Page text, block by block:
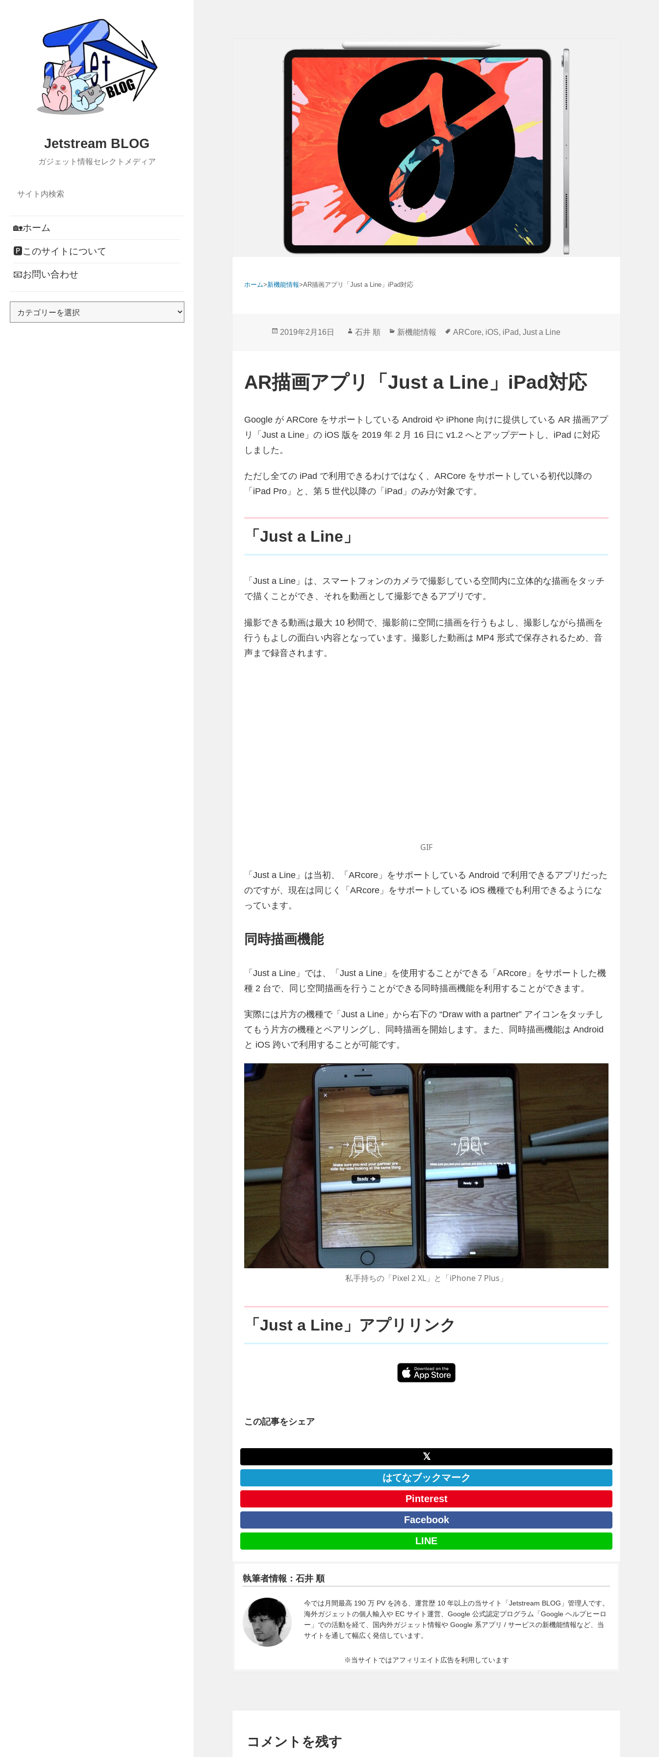
Jetstream BLOG
ガジェット情報セレクトメディア
🏡ホーム
🅿このサイトについて
📧お問い合わせ
ホーム>新機能情報>AR描画アプリ「Just a Line」iPad対応
投
2019年2月16日
作
石井 順
カ
ー
新機能情報
タ
ARCore, iOS, iPad,Just a Line
AR描画アプリ「Just a Line」iPad対応
Google が ARCore をサポートしている Android や iPhone 向けに提供している AR 描画アプ
リ「Just a Line」の iOS 版を 2019 年 2 月 16 日に v1.2 へとアップデートし、iPad に対応
しました。
ただし全ての iPad で利用できるわけではなく、ARCore をサポートしている初代以降の
「iPad Pro」と、第 5 世代以降の「iPad」のみが対象です。
「Just a Line」
「Just a Line」は、スマートフォンのカメラで撮影している空間内に立体的な描画をタッチ
で描くことができ、それを動画として撮影できるアプリです。
撮影できる動画は最大 10 秒間で、撮影前に空間に描画を行うもよし、撮影しながら描画を
行うもよしの面白い内容となっています。撮影した動画は MP4 形式で保存されるため、音
声まで録音されます。
GIF
「Just a Line」は当初、「ARcore」をサポートしている Android で利用できるアプリだった
のですが、現在は同じく「ARcore」をサポートしている iOS 機種でも利用できるようにな
っています。
同時描画機能
「Just a Line」では、「Just a Line」を使用することができる「ARcore」をサポートした機
種 2 台で、同じ空間描画を行うことができる同時描画機能を利用することができます。
実際には片方の機種で「Just a Line」から右下の “Draw with a partner” アイコンをタッチし
てもう片方の機種とペアリングし、同時描画を開始します。また、同時描画機能は Android
と iOS 跨いで利用することが可能です。
私手持ちの「Pixel 2 XL」と「iPhone 7 Plus」
「Just a Line」アプリリンク
この記事をシェア
𝕏
はてなブックマーク
Pinterest
Facebook
LINE
執筆者情報：石井 順
今では月間最高 190 万 PV を誇る、運営歴 10 年以上の当サイト「Jetstream BLOG」管理人です。
海外ガジェットの個人輸入や EC サイト運営、Google 公式認定プログラム「Google ヘルプヒーロ
ー」での活動を経て、国内外ガジェット情報や Google 系アプリ / サービスの新機能情報など、当
サイトを通して幅広く発信しています。
※当サイトではアフィリエイト広告を利用しています
コメントを残す